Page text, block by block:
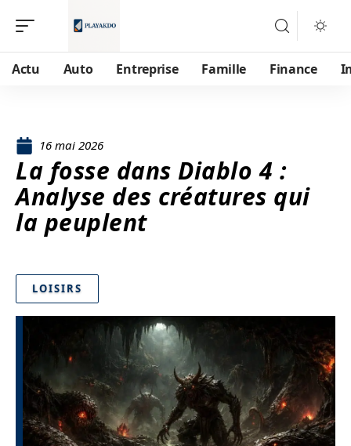
Actu Auto Entreprise Famille Finance
16 mai 2026
La fosse dans Diablo 4 :
Analyse des créatures qui
la peuplent
LOISIRS